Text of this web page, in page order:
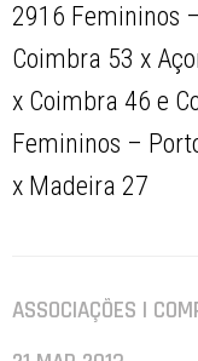
2916 Femininos
Coimbra 53 x
x Coimbra 46 e
Femininos –
x Madeira 27
ASSOCIAÇÕES |